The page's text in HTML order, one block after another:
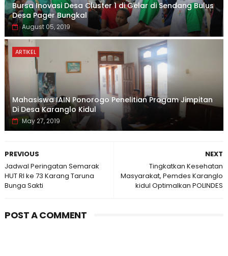
Bursa Inovasi Desa Cluster 1 di Gelar di Sendang Bulus
Desa Pager Bungkal
August 05, 2019
ARTIKEL
Mahasiswa IAIN Ponorogo Penelitian Progam Jimpitan
Di Desa Karanglo Kidul
May 27, 2019
NEXT
Tingkatkan Kesehatan
Masyarakat, Pemdes Karanglo
kidul Optimalkan POLINDES
PREVIOUS
Jadwal Peringatan Semarak
HUT RI ke 73 Karang Taruna
Bunga Sakti
POST A COMMENT